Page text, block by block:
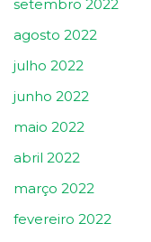
setembro 2022
agosto 2022
julho 2022
junho 2022
maio 2022
abril 2022
março 2022
fevereiro 2022